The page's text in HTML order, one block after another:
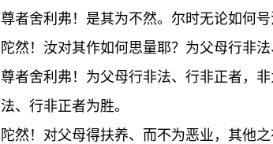
尊者舍利弗！是其为不然。尔时无论如何号
陀然！汝对其作如何思量耶？为父母行非
尊者舍利弗！为父母行非法、行非正者，
法、行非正者为胜。
陀然！对父母得扶养、而不为恶业，其他